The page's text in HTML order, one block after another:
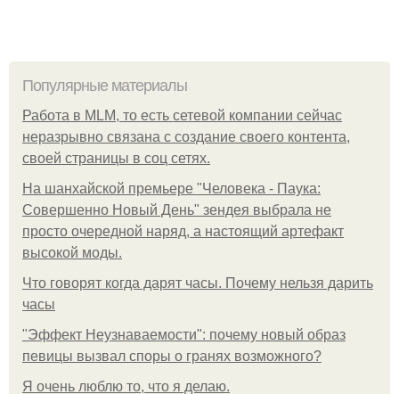
Популярные материалы
Работа в MLM, то есть сетевой компании сейчас
неразрывно связана с создание своего контента,
своей страницы в соц сетях.
На шанхайской премьере "Человека - Паука:
Совершенно Новый День" зендея выбрала не
просто очередной наряд, а настоящий артефакт
высокой моды.
Что говорят когда дарят часы. Почему нельзя дарить
часы
"Эффект Неузнаваемости": почему новый образ
певицы вызвал споры о гранях возможного?
Я очень люблю то, что я делаю.